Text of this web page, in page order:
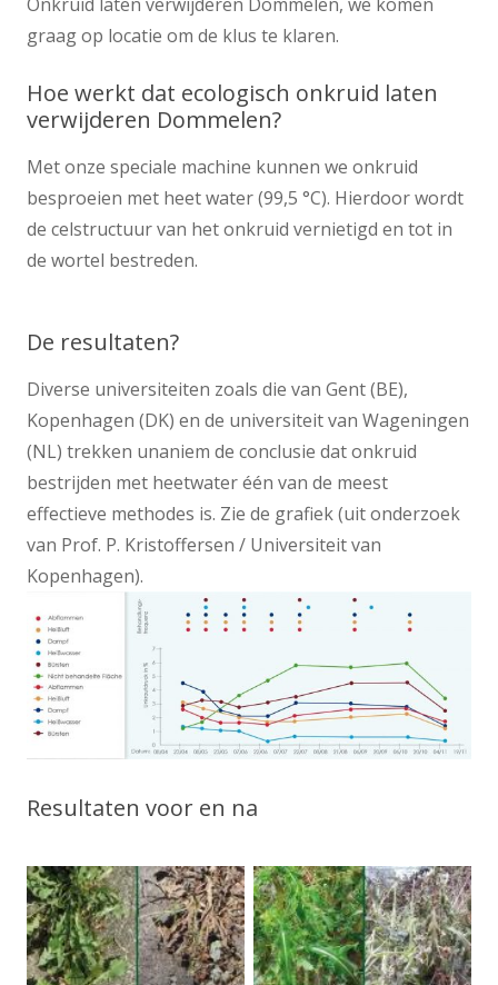
graag op locatie om de klus te klaren.
Hoe werkt dat ecologisch onkruid laten
verwijderen Dommelen?
Met onze speciale machine kunnen we onkruid
besproeien met heet water (99,5 °C). Hierdoor wordt
de celstructuur van het onkruid vernietigd en tot in
de wortel bestreden.
De resultaten?
Diverse universiteiten zoals die van Gent (BE),
Kopenhagen (DK) en de universiteit van Wageningen
(NL) trekken unaniem de conclusie dat onkruid
bestrijden met heetwater één van de meest
effectieve methodes is. Zie de grafiek (uit onderzoek
van Prof. P. Kristoffersen / Universiteit van
Kopenhagen).
Resultaten voor en na